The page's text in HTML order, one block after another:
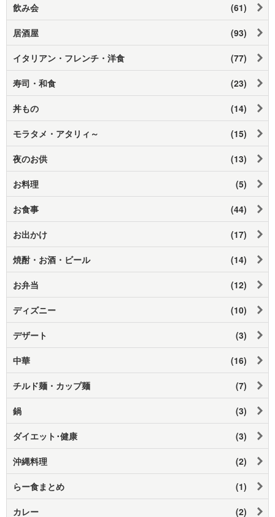
飲み会 (61)
居酒屋 (93)
イタリアン・フレンチ・洋食 (77)
寿司・和食 (23)
丼もの (14)
モラタメ・アタリィ～ (15)
夜のお供 (13)
お料理 (5)
お食事 (44)
お出かけ (17)
焼酎・お酒・ビール (14)
お弁当 (12)
ディズニー (10)
デザート (3)
中華 (16)
チルド麺・カップ麺 (7)
鍋 (3)
ダイエット･健康 (3)
沖縄料理 (2)
らー食まとめ (1)
カレー (2)